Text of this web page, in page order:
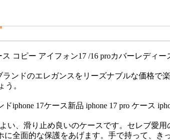
コピー アイフォン17 /16 proカバーレディ
ンドのエレガンスをリーズナブルな価格で
う。
iphone 17ケース新品 iphone 17 pro ケース
い、滑り止め良いのケースです。セレブ愛
全面的な保護をあげます。手で持って、き